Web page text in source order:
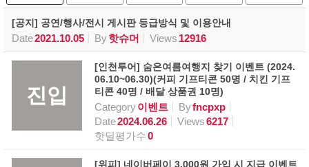
[공지] 공연/행사/전시 게시판 등급방식 및 이용안내
Date2021.10.05 By핫슈머 Views 12916
진입
[인천투어] 숨은여름여행지 찾기 이벤트 (2024.
06.10~06.30)(커피 기프티콘 50명 / 치킨 기프
티콘 40명 / 배달 상품권 10명)
Category이벤트 Byfncpxp
Date2024.06.26 Views6217
핫딜평가수0
[위피] 네이버페이 3,000원 가입 시 지급 이벤트